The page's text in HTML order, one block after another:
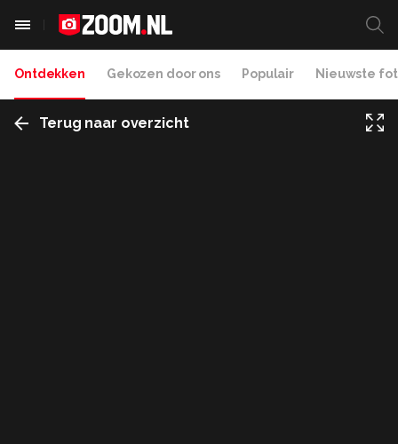
Ontdekken Gekozen door ons Populair Nieuwste
Terug naar overzicht